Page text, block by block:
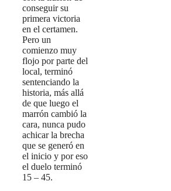
conseguir su
primera victoria
en el certamen.
Pero un
comienzo muy
flojo por parte del
local, terminó
sentenciando la
historia, más allá
de que luego el
marrón cambió la
cara, nunca pudo
achicar la brecha
que se generó en
el inicio y por eso
el duelo terminó
15 – 45.